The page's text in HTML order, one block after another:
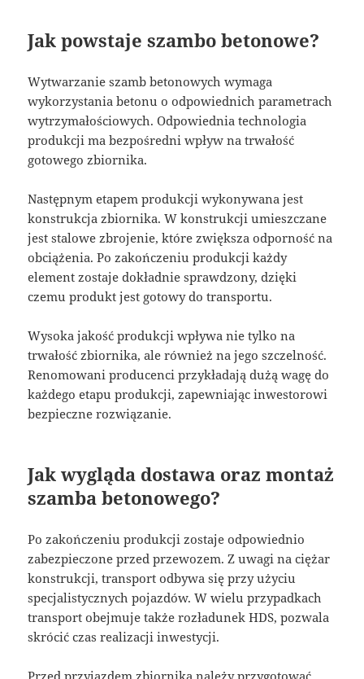
Jak powstaje szambo betonowe?
Wytwarzanie szamb betonowych wymaga
wykorzystania betonu o odpowiednich parametrach
wytrzymałościowych. Odpowiednia technologia
produkcji ma bezpośredni wpływ na trwałość
gotowego zbiornika.
Następnym etapem produkcji wykonywana jest
konstrukcja zbiornika. W konstrukcji umieszczane
jest stalowe zbrojenie, które zwiększa odporność na
obciążenia. Po zakończeniu produkcji każdy
element zostaje dokładnie sprawdzony, dzięki
czemu produkt jest gotowy do transportu.
Wysoka jakość produkcji wpływa nie tylko na
trwałość zbiornika, ale również na jego szczelność.
Renomowani producenci przykładają dużą wagę do
każdego etapu produkcji, zapewniając inwestorowi
bezpieczne rozwiązanie.
Jak wygląda dostawa oraz montaż
szamba betonowego?
Po zakończeniu produkcji zostaje odpowiednio
zabezpieczone przed przewozem. Z uwagi na ciężar
konstrukcji, transport odbywa się przy użyciu
specjalistycznych pojazdów. W wielu przypadkach
transport obejmuje także rozładunek HDS, pozwala
skrócić czas realizacji inwestycji.